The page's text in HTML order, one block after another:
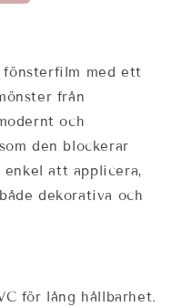
fönsterfilm med ett
från
och
den blockerar
att applicera,
dekorativa och
för lång hållbarhet.